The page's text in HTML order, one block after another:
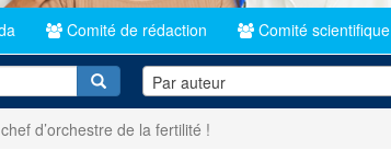
Comité de rédaction Comité scientifique
RecherchePar auteur
d’orchestre de la fertilité !